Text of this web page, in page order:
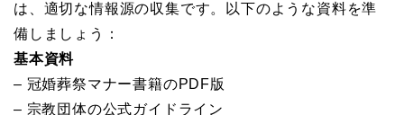
は、適切な情報源の収集です。以下のような資料を準
備しましょう：
基本資料
– 冠婚葬祭マナー書籍のPDF版
– 宗教団体の公式ガイドライン